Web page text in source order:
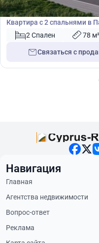
Квартира
Квартира с 2 спальнями в
Кипр № 44669
2 Спален 78 м²
Связаться с
Навигация
Главная
Агентства недвижимости
Вопрос-ответ
Реклама